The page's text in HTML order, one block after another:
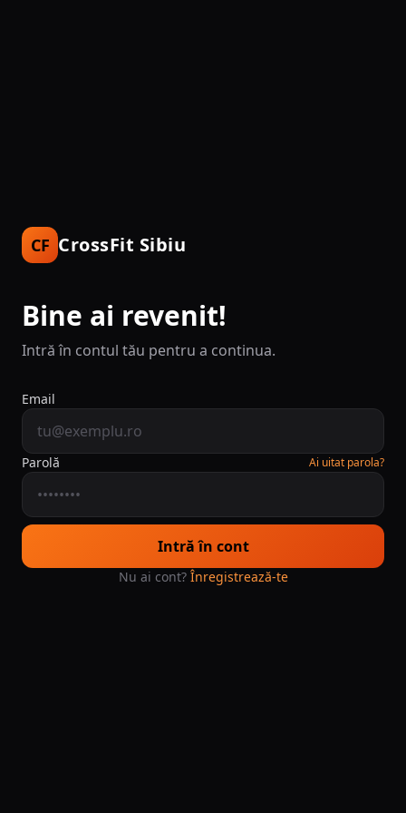
CF CrossFit Sibiu
Bine ai revenit!
Intră în contul tău pentru a continua.
Email
Parolă Ai uitat parola?
Intră în cont
Nu ai cont? Înregistrează-te